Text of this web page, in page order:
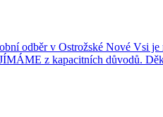
v Ostrožské Nové Vsi je
z kapacitních důvodů.